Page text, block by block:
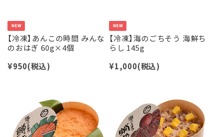
【冷凍】あんこの時間 みんな
のおはぎ 60g×4個
¥950(税込)
【冷凍】海のごちそう 海鮮ち
らし 145g
¥1,000(税込)